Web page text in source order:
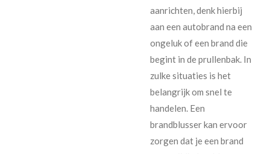
aanrichten, denk hierbij
aan een autobrand na een
ongeluk of een brand die
begint in de prullenbak. In
zulke situaties is het
belangrijk om snel te
handelen. Een
brandblusser kan ervoor
zorgen dat je een brand